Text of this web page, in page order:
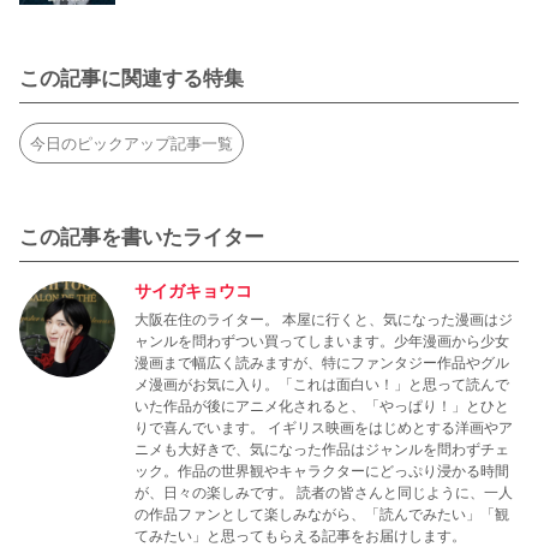
この記事に関連する特集
今日のピックアップ記事一覧
この記事を書いたライター
サイガキョウコ
大阪在住のライター。 本屋に行くと、気になった漫画はジ
ャンルを問わずつい買ってしまいます。少年漫画から少女
漫画まで幅広く読みますが、特にファンタジー作品やグル
メ漫画がお気に入り。「これは面白い！」と思って読んで
いた作品が後にアニメ化されると、「やっぱり！」とひと
りで喜んでいます。 イギリス映画をはじめとする洋画やア
ニメも大好きで、気になった作品はジャンルを問わずチェ
ック。作品の世界観やキャラクターにどっぷり浸かる時間
が、日々の楽しみです。 読者の皆さんと同じように、一人
の作品ファンとして楽しみながら、「読んでみたい」「観
てみたい」と思ってもらえる記事をお届けします。